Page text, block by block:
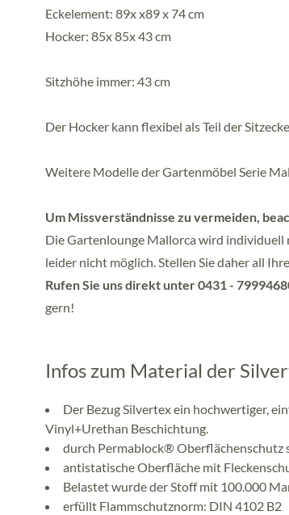
Eckelement: 89x x89 x 74 cm
Hocker: 85x 85x 43 cm
Sitzhöhe immer: 43 cm
Der Hocker kann flexibel als Teil der
Weitere Modelle der Gartenmöbel Serie
Um Missverständnisse zu vermeiden,
Die Gartenlounge Mallorca wird individuell
leider nicht möglich. Stellen Sie daher all
Rufen Sie uns direkt unter 0431 -
gern!
Infos zum Material der
Der Bezug Silvertex ein hochwertiger,
Vinyl+Urethan Beschichtung.
durch Permablock® Oberflächenschutz
antistatische Oberfläche mit
Belastet wurde der Stoff mit 100.000
erfüllt Flammschutznorm: DIN 4102 B2